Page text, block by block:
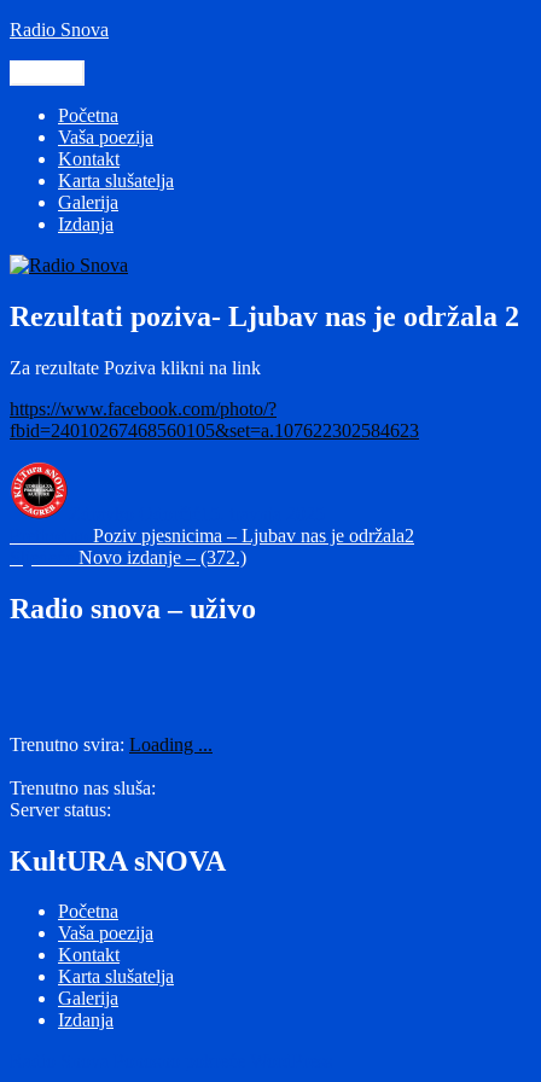
Preskoči
Radio Snova
Početna
Vaša poezija
Kontakt
Karta slušatelja
Galerija
Izdanja
Rezultati poziva- Ljubav nas je održala 2
Za rezultate Poziva klikni na link
https://www.facebook.com/photo/?
fbid=24010267468560105&set=a.107622302584623
Navigacija
objava
Prethodna
objava:
Poziv pjesnicima – Ljubav nas je održala2
Sljedeća
Novo izdanje – (372.)
Radio snova – uživo
Trenutno svira: Loading ...
Trenutno nas sluša:
Server status:
KultURA sNOVA
Početna
Vaša poezija
Kontakt
Karta slušatelja
Galerija
Izdanja